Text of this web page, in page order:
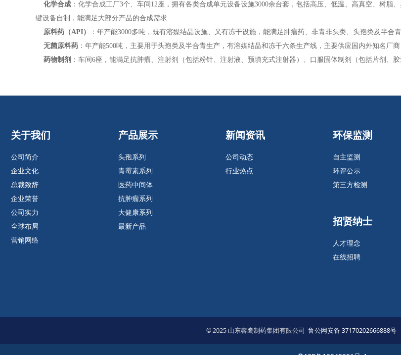
化学合成 ：化学合成工厂3个、车间12座，拥有各类合成单元设备设施3000余台套，包括高压、低温、高真空、树
键设备自制，能满足大部分产品的合成需求
原料药（API）
：年产能3000多吨，既有溶媒结晶设施、又有冻干设施，能满足肿瘤药、非青非头类、头孢类及半合
无菌原料药 ：年产能500吨，主要用于头孢类及半合青生产，有溶媒结晶和冻干六条生产线，主要供应国内外知名厂商
药物制剂 ：车间6座，能满足抗肿瘤、注射剂（包括粉针、注射液、预填充式注射器）、口服固体制剂（包括片剂、
关于我们
公司简介
企业文化
总裁致辞
企业荣誉
公司实力
全球布局
营销网络
产品展示
头孢系列
青霉素系列
医药中间体
抗肿瘤系列
大健康系列
最新产品
新闻资讯
公司动态
行业热点
环保监测
自主监测
环评公示
第三方检测
招贤纳士
人才理念
在线招聘
© 2025 山东睿鹰制药集团有限公司 鲁公网安备 37170202666888号